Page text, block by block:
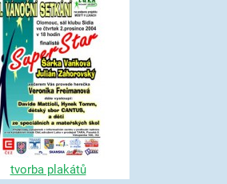
tvorba plakátů